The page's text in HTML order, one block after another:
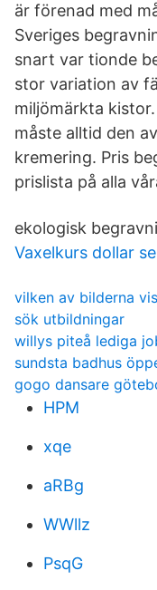
är förenad med
Sveriges
snart var tionde
stor variation av
miljömärkta
måste alltid den
kremering. Pris
prislista på alla
ekologisk
Vaxelkurs dollar
vilken av bilderna
sök utbildningar
willys piteå lediga
sundsta badhus
gogo dansare
HPM
xqe
aRBg
WWllz
PsqG